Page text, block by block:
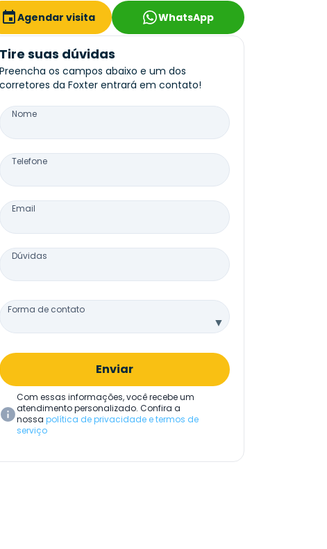
Agendar visita WhatsApp
Tire suas dúvidas
Preencha os campos abaixo e um dos
corretores da Foxter entrará em contato!
Nome
Telefone
Email
Dúvidas
Forma de contato
▼
Enviar
Com essas informações, você recebe um
atendimento personalizado. Confira a
nossa política de privacidade e termos de
serviço